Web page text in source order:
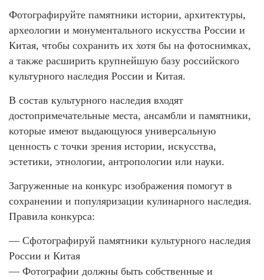
Фотографируйте памятники истории, архитектуры,
археологии и монументального искусства России и
Китая, чтобы сохранить их хотя бы на фотоснимках,
а также расширить крупнейшую базу российского
культурного наследия России и Китая.
В состав культурного наследия входят
достопримечательные места, ансамбли и памятники,
которые имеют выдающуюся универсальную
ценность с точки зрения истории, искусства,
эстетики, этнологии, антропологии или науки.
Загруженные на конкурс изображения помогут в
сохранении и популяризации кулинарного наследия.
Правила конкурса:
— Сфотографируй памятники культурного наследия
России и Китая
— Фотографии должны быть собственные и